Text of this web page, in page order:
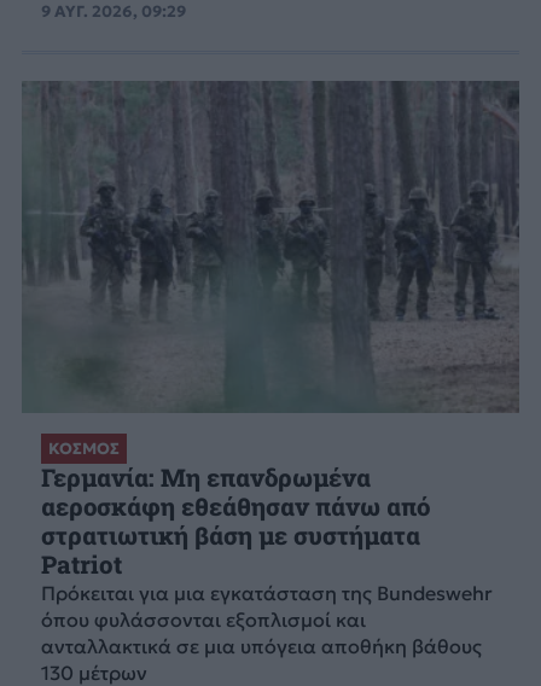
9 ΑΥΓ. 2026, 09:29
ΚΟΣΜΟΣ
Γερμανία: Μη επανδρωμένα
αεροσκάφη εθεάθησαν πάνω από
στρατιωτική βάση με συστήματα
Patriot
Πρόκειται για μια εγκατάσταση της Bundeswehr
όπου φυλάσσονται εξοπλισμοί και
ανταλλακτικά σε μια υπόγεια αποθήκη βάθους
130 μέτρων